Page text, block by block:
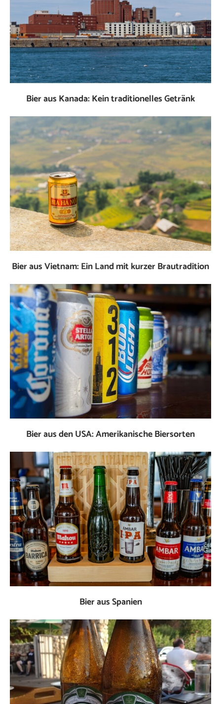
Bier aus Kanada: Kein traditionelles Getränk
Bier aus Vietnam: Ein Land mit kurzer Brautradition
Bier aus den USA: Amerikanische Biersorten
Bier aus Spanien